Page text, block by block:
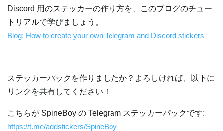
購入
Discord 用のステッカーの作り方を、このブログのチュー
トリアルで学びましょう。
Blog: How to create your own Telegram and Discord stickers
ステッカーパックを作りましたか？よろしければ、以下に
リンクを共有してください！
こちらが SpineBoy の Telegram ステッカーパックです:
https://t.me/addstickers/SpineBoy